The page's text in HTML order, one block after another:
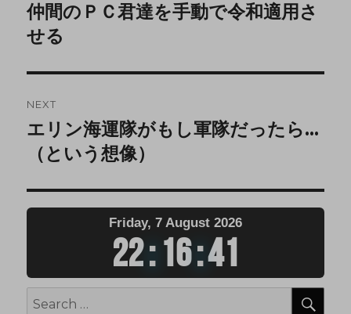
仲間のＰＣ君達を手動で令和適用さ
せる
NEXT
エリン海運隊がもし軍隊だったら…
（という想像）
Friday, 7 August 2026
22:16:41